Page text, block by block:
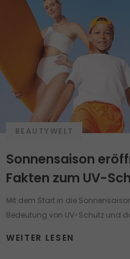
BEAUTYWELT
Sonnensaison
Fakten zum UV-
Mit dem Start in die
Bedeutung von UV-Schutz und
einen gut informierten Menschen
WEITER LESEN